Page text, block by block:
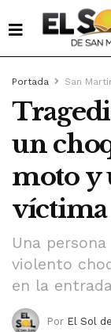
Portada San
un
moto y
víctima
Una
violento
en la
Por El Sol